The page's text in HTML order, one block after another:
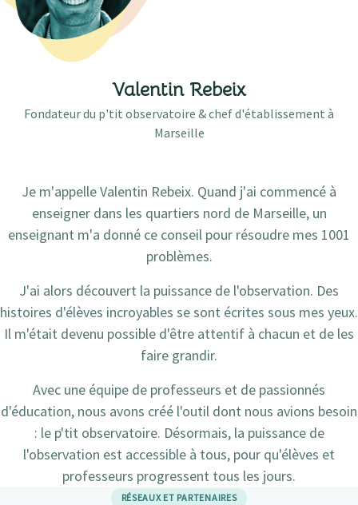
Valentin Rebeix
Fondateur du p'tit observatoire & chef d'établissement à
Marseille
Je m'appelle Valentin Rebeix. Quand j'ai commencé à
enseigner dans les quartiers nord de Marseille, un
enseignant m'a donné ce conseil pour résoudre mes 1001
problèmes.
J'ai alors découvert la puissance de l'observation. Des
histoires d'élèves incroyables se sont écrites sous mes yeux.
Il m'était devenu possible d'être attentif à chacun et de les
faire grandir.
Avec une équipe de professeurs et de passionnés
d'éducation, nous avons créé l'outil dont nous avions besoin
: le p'tit observatoire. Désormais, la puissance de
l'observation est accessible à tous, pour qu'élèves et
professeurs progressent tous les jours.
RÉSEAUX ET PARTENAIRES